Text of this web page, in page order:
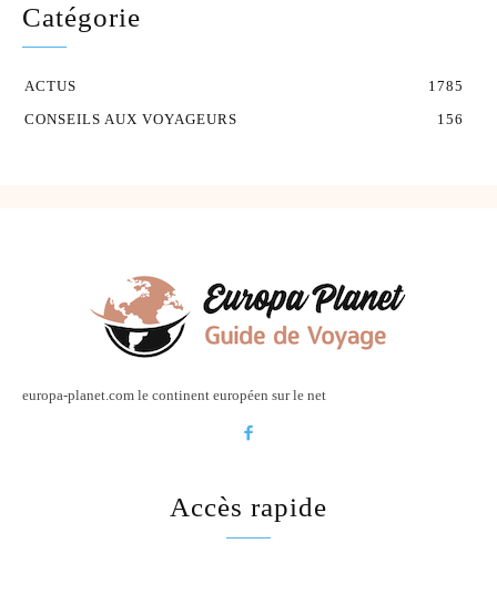
Catégorie
ACTUS
1785
CONSEILS AUX VOYAGEURS
156
europa-planet.com le continent européen sur le net
Accès rapide